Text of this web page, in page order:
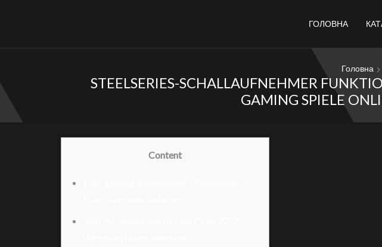
ГОЛОВНА
Головна
STEELSERIES-SCHALLAUFNEHMER
GAMING SPIELE
Content